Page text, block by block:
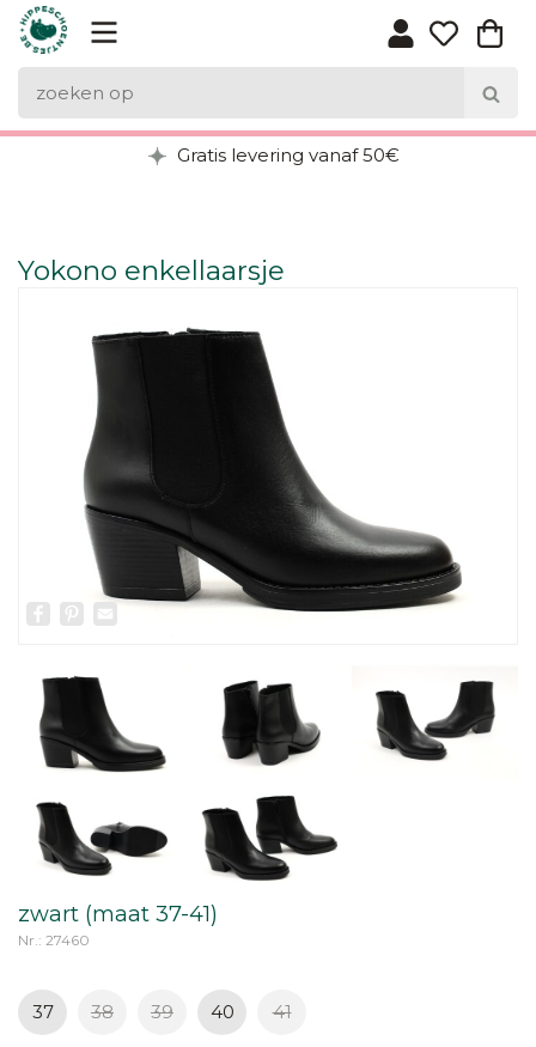
Gratis levering vanaf 50€
Yokono enkellaarsje
Facebook
Pinterest
Email
zwart (maat 37-41)
Nr.: 27460
37 38 39 40 41